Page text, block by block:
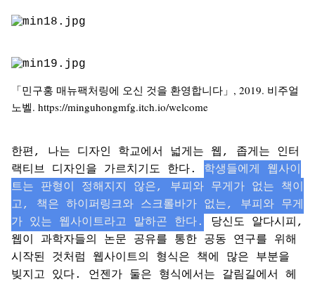
「민구홍 매뉴팩처링에 오신 것을 환영합니다」, 2019. 비주얼
노벨. https://minguhongmfg.itch.io/welcome
한편, 나는 디자인 학교에서 넓게는 웹, 좁게는 인터
랙티브 디자인을 가르치기도 한다. 학생들에게 웹사이
트는 판형이 정해지지 않은, 부피와 무게가 없는 책이
고, 책은 하이퍼링크와 스크롤바가 없는, 부피와 무게
가 있는 웹사이트라고 말하곤 한다.
당신도 알다시피,
웹이 과학자들의 논문 공유를 통한 공동 연구를 위해
시작된 것처럼 웹사이트의 형식은 책에 많은 부분을
빚지고 있다. 언젠가 둘은 형식에서는 갈림길에서 헤